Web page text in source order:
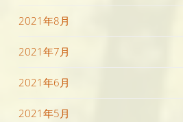
2021年8月
2021年7月
2021年6月
2021年5月